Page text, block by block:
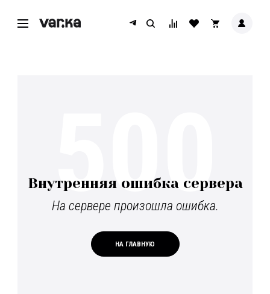
Внутренняя ошибка сервера
На сервере произошла ошибка.
НА ГЛАВНУЮ
500